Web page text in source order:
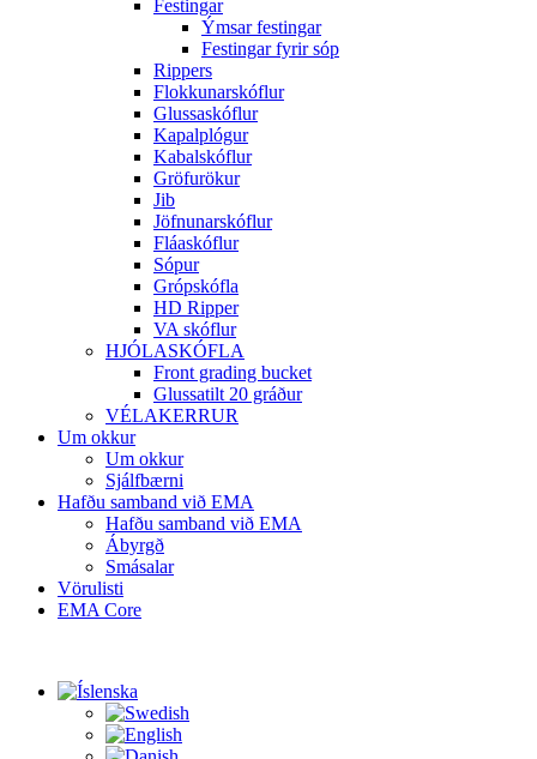
Festingar
Ýmsar festingar
Festingar fyrir sóp
Rippers
Flokkunarskóflur
Glussaskóflur
Kapalplógur
Kabalskóflur
Gröfurökur
Jib
Jöfnunarskóflur
Fláaskóflur
Sópur
Grópskófla
HD Ripper
VA skóflur
HJÓLASKÓFLA
Front grading bucket
Glussatilt 20 gráður
VÉLAKERRUR
Um okkur
Um okkur
Sjálfbærni
Hafðu samband við EMA
Hafðu samband við EMA
Ábyrgð
Smásalar
Vörulisti
EMA Core